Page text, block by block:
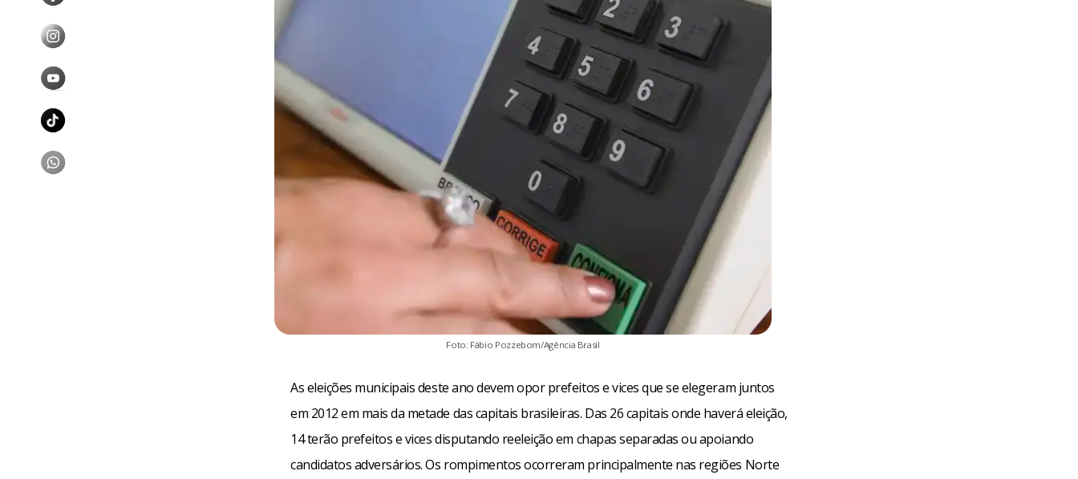
Foto: Fábio Pozzebom/Agência Brasil
As eleições municipais deste ano devem opor prefeitos e vices que se elegeram juntos
em 2012 em mais da metade das capitais brasileiras. Das 26 capitais onde haverá eleição,
14 terão prefeitos e vices disputando reeleição em chapas separadas ou apoiando
candidatos adversários. Os rompimentos ocorreram principalmente nas regiões Norte